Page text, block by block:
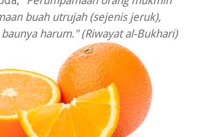
buah utrujah (sejenis jeruk),
harum." (Riwayat al-Bukhari)